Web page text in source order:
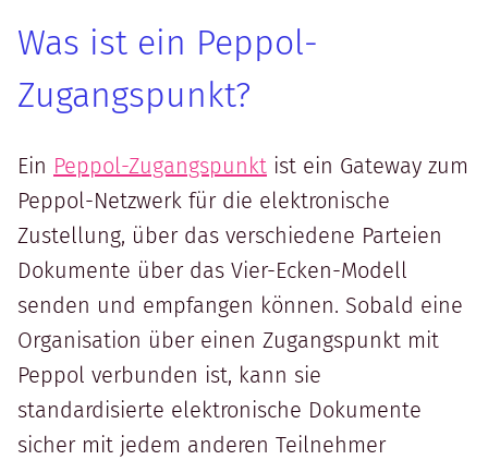
Was ist ein Peppol-
Zugangspunkt?
Ein Peppol-Zugangspunkt ist ein Gateway zum
Peppol-Netzwerk für die elektronische
Zustellung, über das verschiedene Parteien
Dokumente über das Vier-Ecken-Modell
senden und empfangen können. Sobald eine
Organisation über einen Zugangspunkt mit
Peppol verbunden ist, kann sie
standardisierte elektronische Dokumente
sicher mit jedem anderen Teilnehmer